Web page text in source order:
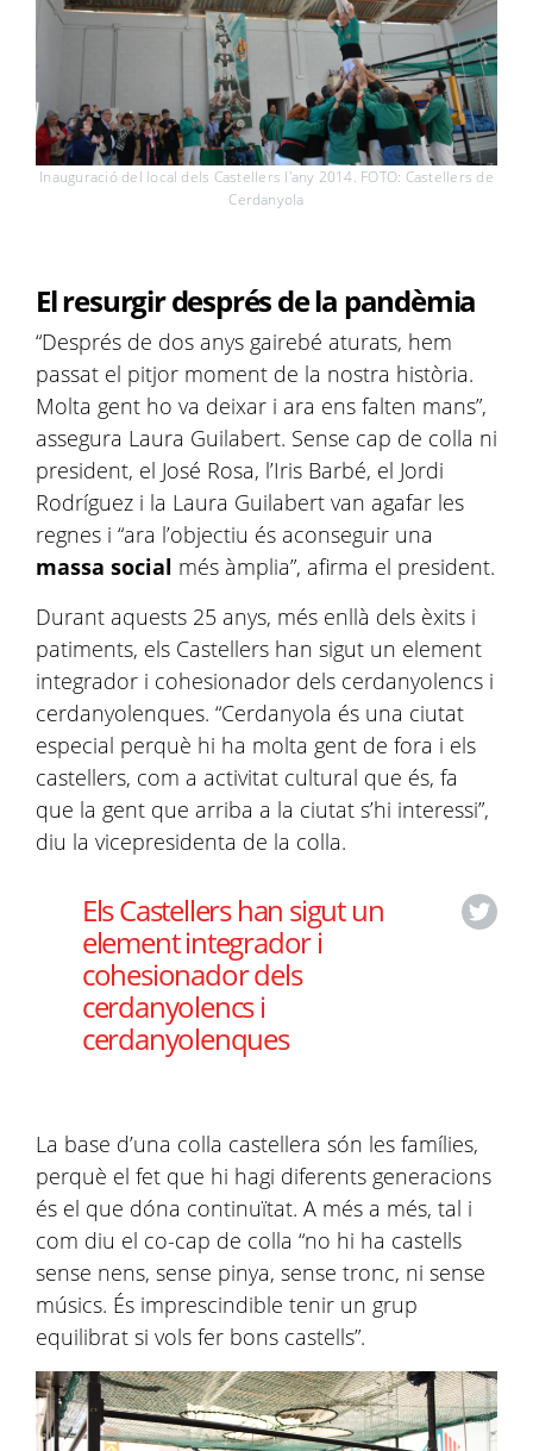
Inauguració del local dels Castellers l'any 2014. FOTO: Castellers de
Cerdanyola
El resurgir després de la pandèmia
“Després de dos anys gairebé aturats, hem
passat el pitjor moment de la nostra història.
Molta gent ho va deixar i ara ens falten mans”,
assegura Laura Guilabert. Sense cap de colla ni
president, el José Rosa, l’Iris Barbé, el Jordi
Rodríguez i la Laura Guilabert van agafar les
regnes i “ara l’objectiu és aconseguir una
massa social més àmplia”, afirma el president.
Durant aquests 25 anys, més enllà dels èxits i
patiments, els Castellers han sigut un element
integrador i cohesionador dels cerdanyolencs i
cerdanyolenques. “Cerdanyola és una ciutat
especial perquè hi ha molta gent de fora i els
castellers, com a activitat cultural que és, fa
que la gent que arriba a la ciutat s’hi interessi”,
diu la vicepresidenta de la colla.
Els Castellers han sigut un
element integrador i
cohesionador dels
cerdanyolencs i
cerdanyolenques
La base d’una colla castellera són les famílies,
perquè el fet que hi hagi diferents generacions
és el que dóna continuïtat. A més a més, tal i
com diu el co-cap de colla “no hi ha castells
sense nens, sense pinya, sense tronc, ni sense
músics. És imprescindible tenir un grup
equilibrat si vols fer bons castells”.